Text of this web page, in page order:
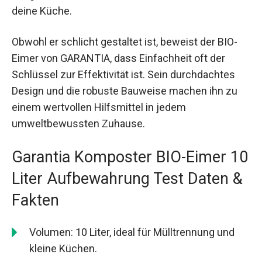
deine Küche.
Obwohl er schlicht gestaltet ist, beweist der BIO-
Eimer von GARANTIA, dass Einfachheit oft der
Schlüssel zur Effektivität ist. Sein durchdachtes
Design und die robuste Bauweise machen ihn zu
einem wertvollen Hilfsmittel in jedem
umweltbewussten Zuhause.
Garantia Komposter BIO-Eimer 10
Liter Aufbewahrung Test Daten &
Fakten
Volumen: 10 Liter, ideal für Mülltrennung und
kleine Küchen.